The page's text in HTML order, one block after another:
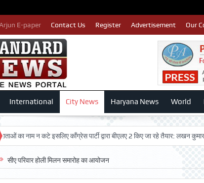
E-paper Contact Us Register Advertisement Our
International City News Haryana News World
न कटे इसलिए काँग्रेस पार्टी द्वारा बीएलए 2 किए जा रहे तैयार: लखन कुमार सिंगला
सीए परिवार होली मिलन समारोह का आयोजन